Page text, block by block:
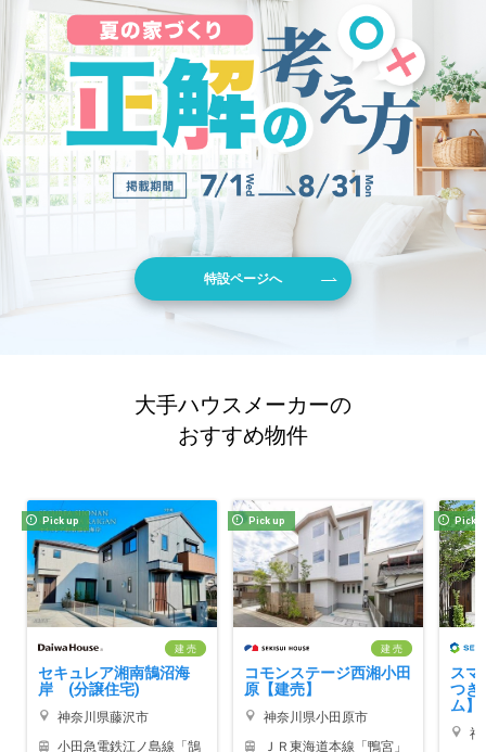
特設ページへ
大手ハウスメーカーの
おすすめ物件
Pick up
建 売
セキュレア湘南鵠沼海
岸 (分譲住宅)
神奈川県藤沢市
小田急電鉄江ノ島線「鵠
Pick up
建 売
コモンステージ西湘小田
原【建売】
神奈川県小田原市
ＪＲ東海道本線「鴨宮」
Pick
スマ
つぎ
ム】
神